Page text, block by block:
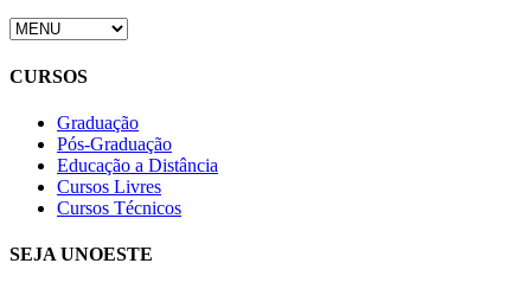
CURSOS
Graduação
Pós-Graduação
Educação a Distância
Cursos Livres
Cursos Técnicos
SEJA UNOESTE